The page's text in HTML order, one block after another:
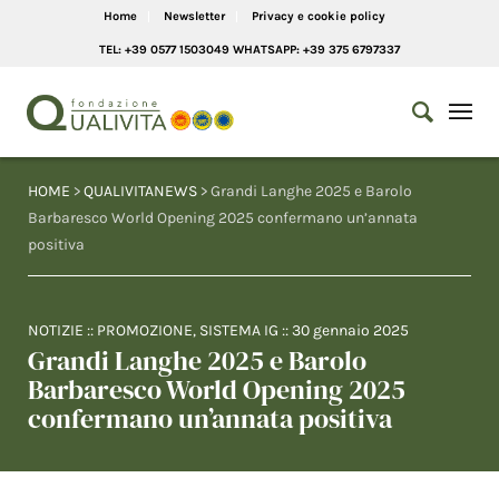
Home Newsletter Privacy e cookie policy
TEL: +39 0577 1503049 WHATSAPP: +39 375 6797337
HOME >QUALIVITANEWS > Grandi Langhe 2025 e Barolo
Barbaresco World Opening 2025 confermano un’annata
positiva
NOTIZIE :: PROMOZIONE, SISTEMA IG ::30 gennaio 2025
Grandi Langhe 2025 e Barolo
Barbaresco World Opening 2025
confermano un’annata positiva